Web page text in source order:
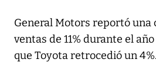
General Motors reportó una
ventas de 11% durante el
que Toyota retrocedió un 4%.